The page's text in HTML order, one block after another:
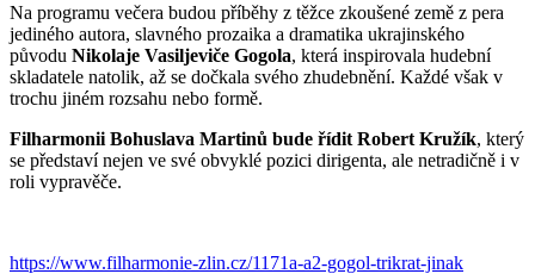
Na programu večera budou příběhy z těžce zkoušené země z pera
jediného autora, slavného prozaika a dramatika ukrajinského
původu Nikolaje Vasiljeviče Gogola, která inspirovala hudební
skladatele natolik, až se dočkala svého zhudebnění. Každé však v
trochu jiném rozsahu nebo formě.
Filharmonii Bohuslava Martinů bude řídit Robert Kružík, který
se představí nejen ve své obvyklé pozici dirigenta, ale netradičně i v
roli vypravěče.
https://www.filharmonie-zlin.cz/1171a-a2-gogol-trikrat-jinak